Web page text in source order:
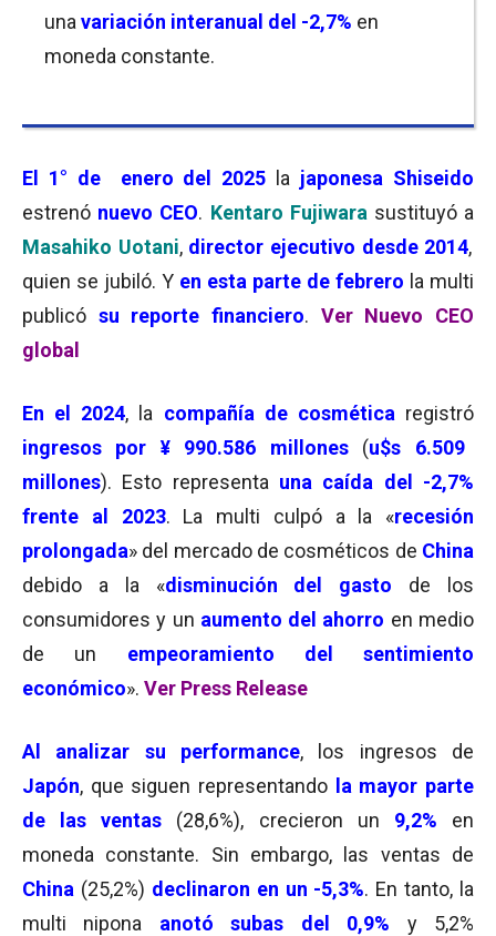
una variación interanual del -2,7% en
moneda constante.
El 1° de enero del 2025 la japonesa Shiseido
estrenó nuevo CEO. Kentaro Fujiwara sustituyó a
Masahiko Uotani, director ejecutivo desde 2014,
quien se jubiló. Y en esta parte de febrero la multi
publicó su reporte financiero. Ver Nuevo CEO
global
En el 2024, la compañía de cosmética registró
ingresos por ¥ 990.586 millones(u$s 6.509
millones). Esto representa una caída del -2,7%
frente al 2023. La multi culpó a la «recesión
prolongada» del mercado de cosméticos de China
debido a la «disminución del gasto
de los
consumidores y un aumento del ahorro en medio
de un empeoramiento del sentimiento
económico». Ver Press Release
Al analizar su performance, los ingresos de
Japón, que siguen representando la mayor parte
de las ventas (28,6%), crecieron un 9,2% en
moneda constante. Sin embargo, las ventas de
China (25,2%) declinaron en un -5,3%. En tanto, la
multi nipona anotó subas del 0,9% y 5,2%